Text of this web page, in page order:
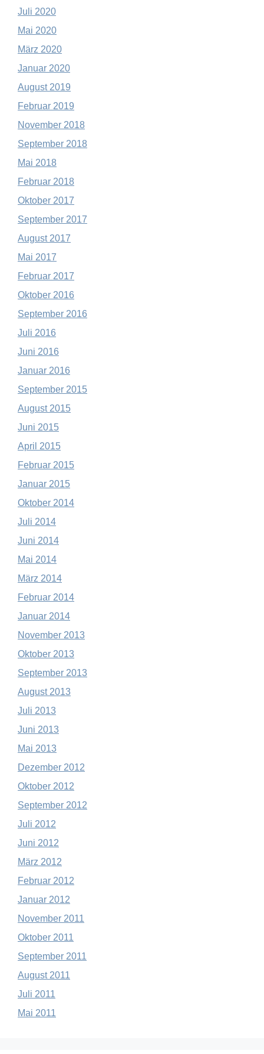
Juli 2020
Mai 2020
März 2020
Januar 2020
August 2019
Februar 2019
November 2018
September 2018
Mai 2018
Februar 2018
Oktober 2017
September 2017
August 2017
Mai 2017
Februar 2017
Oktober 2016
September 2016
Juli 2016
Juni 2016
Januar 2016
September 2015
August 2015
Juni 2015
April 2015
Februar 2015
Januar 2015
Oktober 2014
Juli 2014
Juni 2014
Mai 2014
März 2014
Februar 2014
Januar 2014
November 2013
Oktober 2013
September 2013
August 2013
Juli 2013
Juni 2013
Mai 2013
Dezember 2012
Oktober 2012
September 2012
Juli 2012
Juni 2012
März 2012
Februar 2012
Januar 2012
November 2011
Oktober 2011
September 2011
August 2011
Juli 2011
Mai 2011